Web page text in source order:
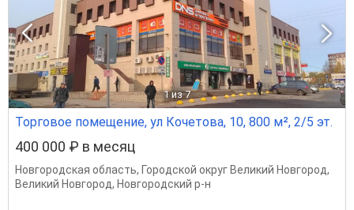
1 из 7
Торговое помещение, ул Кочетова, 10, 800 м², 2/5 эт.
400 000 ₽ в месяц
Новгородская область, Городской округ Великий Новгород,
Великий Новгород, Новгородский р-н